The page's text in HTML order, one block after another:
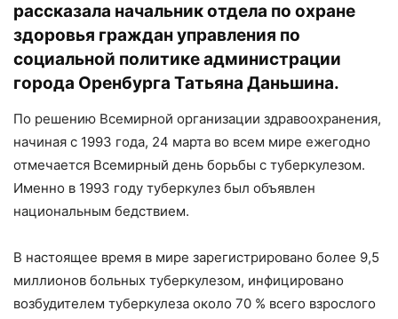
рассказала начальник отдела по охране
здоровья граждан управления по
социальной политике администрации
города Оренбурга Татьяна Даньшина.
По решению Всемирной организации здравоохранения,
начиная с 1993 года, 24 марта во всем мире ежегодно
отмечается Всемирный день борьбы с туберкулезом.
Именно в 1993 году туберкулез был объявлен
национальным бедствием.
В настоящее время в мире зарегистрировано более 9,5
миллионов больных туберкулезом, инфицировано
возбудителем туберкулеза около 70 % всего взрослого